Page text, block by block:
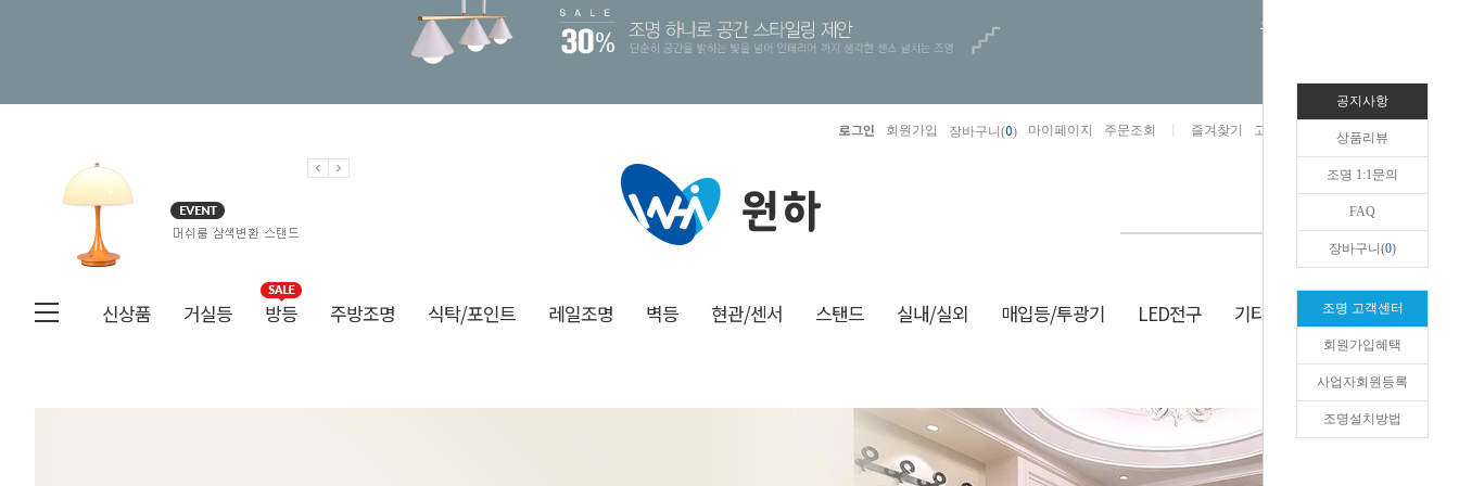
오늘하루 열지않음
로그인 회원가입 장바구니(0) 마이페이지 주문조회 즐겨찾기 고객센터 카카오톡채널/상담
신상품 거실등 방등 주방조명 식탁/포인트 레일조명 벽등 현관/센서 스탠드 실내/실외 매입등/투광기 LED전구 기타/잡화 생활/건강
현관/센서>일자등
공지사항
상품리뷰
조명 1:1문의
FAQ
장바구니(0)
조명 고객센터
회원가입혜택
사업자회원등록
조명설치방법